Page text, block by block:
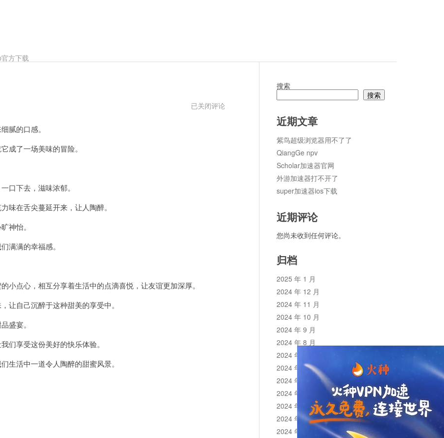
方下载
泡
已关闭评论
腻的口感。
了一场美味的冒险。
下去，滋味浓郁。
在舌尖蔓延开来，让人陶醉。
神怡。
满的幸福感。
点心，相互分享着生活中的点滴喜悦，让友谊更加深厚。
自己沉醉于这种甜美的享受中。
盛宴。
享受这份美好的快乐体验。
活中一道令人陶醉的甜蜜风景。
搜索
搜索
近期文章
紫鸟超级浏览器用不了了
QiangGe npv
Scholar加速器官网
外游加速器打不开了
super加速器ios下载
近期评论
您尚未收到任何评论。
归档
2025 年 1 月
2024 年 12 月
2024 年 11 月
2024 年 10 月
2024 年 9 月
2024 年 8 月
2024 年 7 月
2024 年 6 月
2024 年 5 月
2024 年 4 月
2024 年 3 月
2024 年 2 月
2024 年 1 月